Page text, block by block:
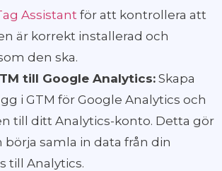
Assistant för att kontrollera att
är korrekt installerad och
den ska.
till Google Analytics: Skapa
i GTM för Google Analytics och
till ditt Analytics-konto. Detta gör
börja samla in data från din
till Analytics.